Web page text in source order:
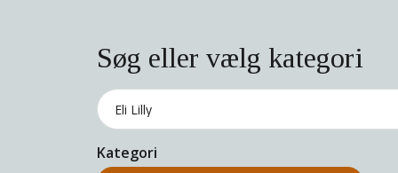
Søg eller vælg kategori
Kategori